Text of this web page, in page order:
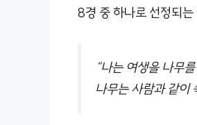
8경 중 하나로 선정되
“나는 여생을 나무
나무는 사람과 같이